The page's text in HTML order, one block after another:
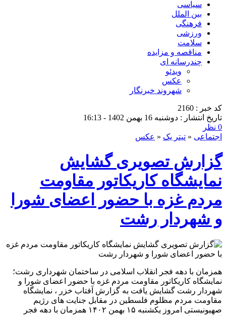
سیاسی
بین الملل
فرهنگی
ورزشی
سلامت
مناقصه و مزایده
چندرسانه ای
ویدئو
عکس
شهروند خبرنگار
کد خبر : 2160
تاریخ انتشار : دوشنبه 16 بهمن 1402 - 16:13
0 نظر
اجتماعی « تیتر یک « عکس
گزارش تصویری گشایش
نمایشگاه کاریکاتور مقاومت
مردم غزه با حضور اعضای شورا
و شهردار رشت
همزمان با دهه فجر انقلاب اسلامی در ساختمان شهرداری رشت؛
نمایشگاه کاریکاتور مقاومت مردم غزه با حضور اعضای شورا و
شهردار رشت گشایش یافت به گزارش آفتاب خزر ، نمایشگاه
مقاومت مردم مظلوم فلسطین در مقابل جنایت های رژیم
صهیونیستی امروز یکشنبه ۱۵ بهمن ۱۴۰۲ همزمان با دهه فجر